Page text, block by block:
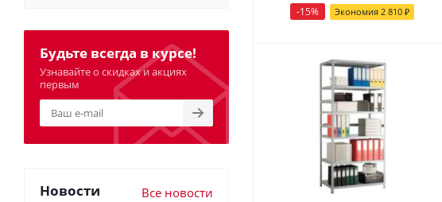
-15% Экономия 2 810 ₽
Будьте всегда в курсе!
Узнавайте о скидках и акциях
первым
Новости Все новости